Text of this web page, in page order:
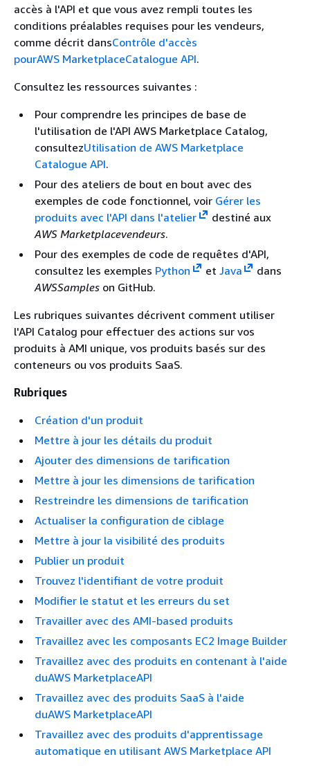
accès à l'API et que vous avez rempli toutes les
conditions préalables requises pour les vendeurs,
comme décrit dansContrôle d'accès
pourAWS MarketplaceCatalogue API.
Consultez les ressources suivantes :
Pour comprendre les principes de base de
l'utilisation de l'API AWS Marketplace Catalog,
consultezUtilisation de AWS Marketplace
Catalogue API.
Pour des ateliers de bout en bout avec des
exemples de code fonctionnel, voir Gérer les
produits avec l'API dans l'atelier
destiné aux
AWS Marketplacevendeurs.
Pour des exemples de code de requêtes d'API,
consultez les exemples Python et Java
dans
AWSSamples on GitHub.
Les rubriques suivantes décrivent comment utiliser
l'API Catalog pour effectuer des actions sur vos
produits à AMI unique, vos produits basés sur des
conteneurs ou vos produits SaaS.
Rubriques
Création d'un produit
Mettre à jour les détails du produit
Ajouter des dimensions de tarification
Mettre à jour les dimensions de tarification
Restreindre les dimensions de tarification
Actualiser la configuration de ciblage
Mettre à jour la visibilité des produits
Publier un produit
Trouvez l'identifiant de votre produit
Modifier le statut et les erreurs du set
Travailler avec des AMI-based produits
Travaillez avec les composants EC2 Image Builder
Travaillez avec des produits en contenant à l'aide
duAWS MarketplaceAPI
Travaillez avec des produits SaaS à l'aide
duAWS MarketplaceAPI
Travaillez avec des produits d'apprentissage
automatique en utilisant AWS Marketplace API